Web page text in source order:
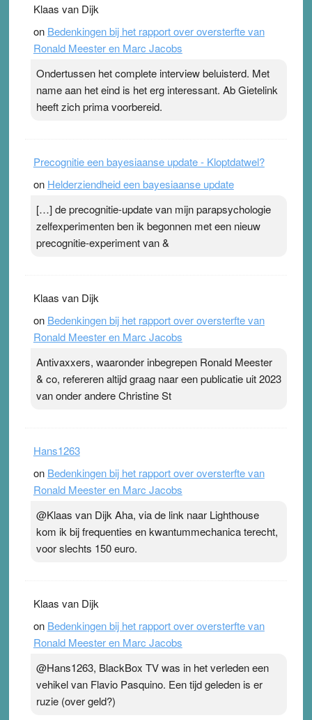
topsporters. Ze hopen ermee hun hartslag te verlagen
terwijl ze meer zuurstof opnemen. Daarop heeft zo’n
pleister geen effect. Maar het gevoel ‘makkelijker te
Pleisterplakkers in de topspsort ›[...]
Klaas van Dijk
on Bedenkingen bij het rapport over oversterfte van
Ronald Meester en Marc Jacobs
Ondertussen het complete interview beluisterd. Met
name aan het eind is het erg interessant. Ab Gietelink
heeft zich prima voorbereid.
Precognitie een bayesiaanse update - Kloptdatwel?
on Helderziendheid een bayesiaanse update
[…] de precognitie-update van mijn parapsychologie
zelfexperimenten ben ik begonnen met een nieuw
precognitie-experiment van &
Klaas van Dijk
on Bedenkingen bij het rapport over oversterfte van
Ronald Meester en Marc Jacobs
Antivaxxers, waaronder inbegrepen Ronald Meester
& co, refereren altijd graag naar een publicatie uit 2023
van onder andere Christine St
Hans1263
on Bedenkingen bij het rapport over oversterfte van
Ronald Meester en Marc Jacobs
@Klaas van Dijk Aha, via de link naar Lighthouse
kom ik bij frequenties en kwantummechanica terecht,
voor slechts 150 euro.
Klaas van Dijk
on Bedenkingen bij het rapport over oversterfte van
Ronald Meester en Marc Jacobs
@Hans1263, BlackBox TV was in het verleden een
vehikel van Flavio Pasquino. Een tijd geleden is er
ruzie (over geld?)